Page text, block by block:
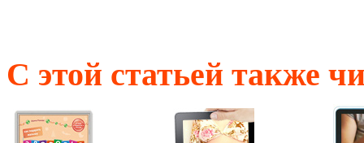
С этой статьей также